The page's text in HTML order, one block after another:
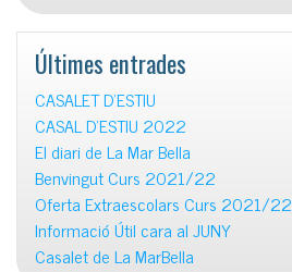
Últimes entrades
CASALET D’ESTIU
CASAL D’ESTIU 2022
El diari de La Mar Bella
Benvingut Curs 2021/22
Oferta Extraescolars Curs 2021/22
Informació Útil cara al JUNY
Casalet de La MarBella